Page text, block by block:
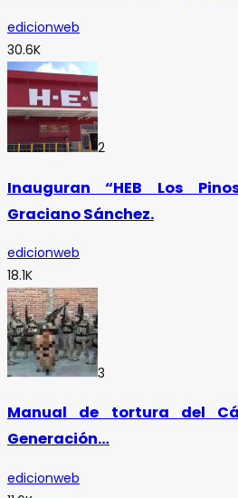
edicionweb
30.6K
2
Inauguran “HEB Los
Graciano Sánchez.
edicionweb
18.1K
3
Manual de tortura del
Generación…
edicionweb